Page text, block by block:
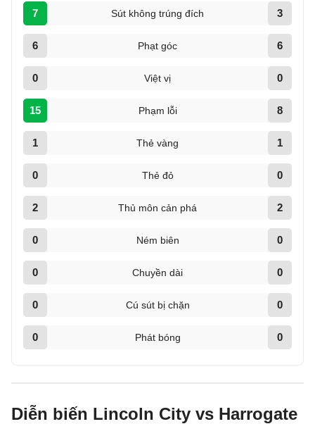
7 Sút không trúng đích 3
6 Phạt góc 6
0 Việt vị 0
15 Phạm lỗi 8
1 Thẻ vàng 1
0 Thẻ đỏ 0
2 Thủ môn cản phá 2
0 Ném biên 0
0 Chuyền dài 0
0 Cú sút bị chặn 0
0 Phát bóng 0
Diễn biến Lincoln City vs Harrogate